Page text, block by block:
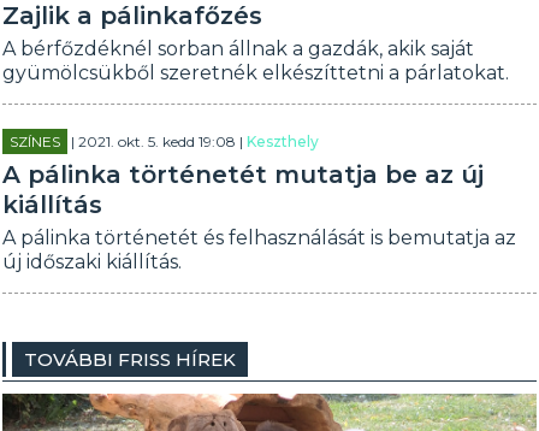
Zajlik a pálinkafőzés
A bérfőzdéknél sorban állnak a gazdák, akik saját
gyümölcsükből szeretnék elkészíttetni a párlatokat.
SZÍNES | 2021. okt. 5. kedd 19:08 |Keszthely
A pálinka történetét mutatja be az új
kiállítás
A pálinka történetét és felhasználását is bemutatja az
új időszaki kiállítás.
TOVÁBBI FRISS HÍREK